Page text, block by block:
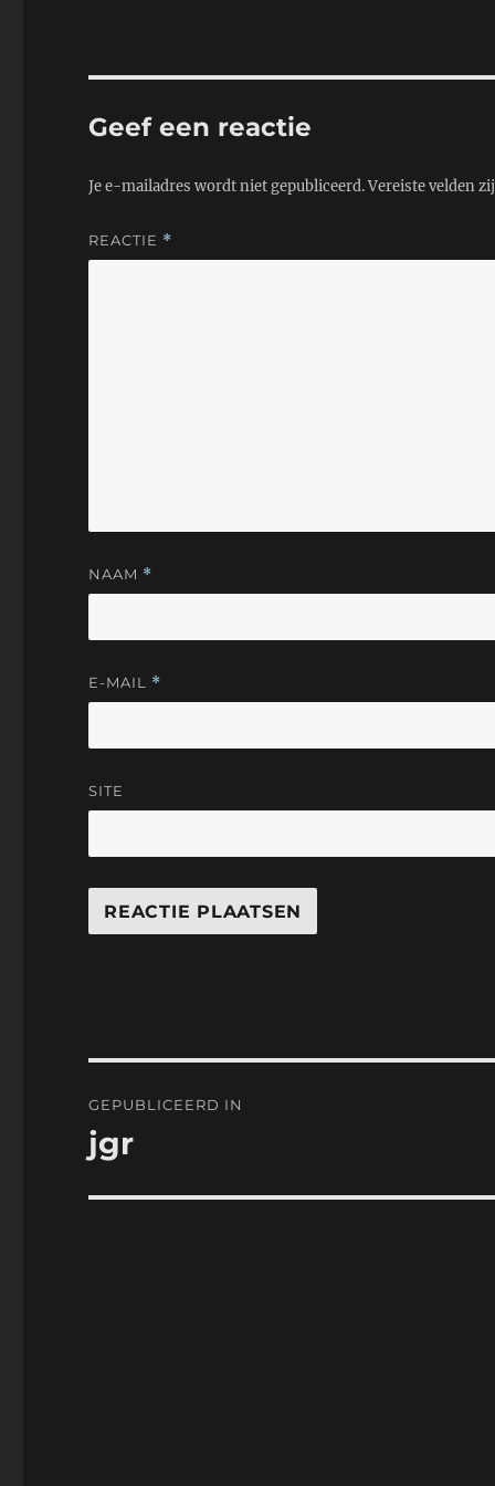
Geef een reactie
Je e-mailadres wordt niet gepubliceerd.Vereiste velden
REACTIE *
NAAM *
E-MAIL *
SITE
navigatie
GEPUBLICEERD IN
jgr